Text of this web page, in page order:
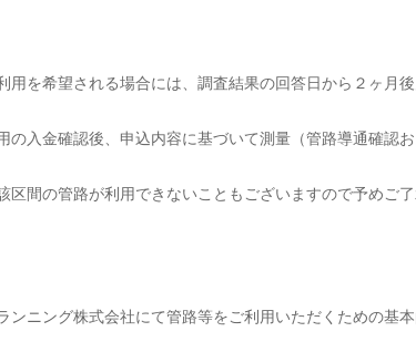
を希望される場合には、調査結果の回答日から２ヶ月
の入金確認後、申込内容に基づいて測量（管路導通確認
区間の管路が利用できないこともございますので予めご
ニング株式会社にて管路等をご利用いただくための基